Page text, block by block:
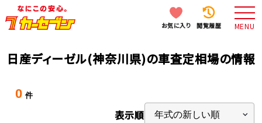
お気に入り 閲覧履歴 MENU
日産ディーゼル(神奈川県)の車査定相場の情報
0 件
表示順